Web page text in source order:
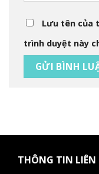
Lưu tên của
trình duyệt này
THÔNG TIN LIÊN